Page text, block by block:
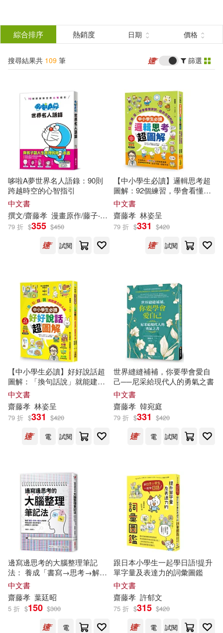
結
分類 (單選)
所有商品(109) 圖書(69)
雜誌(23)
作者 (可複選)
齋藤孝(72) （日）齋藤孝(26)
ヤギワタル(2)
齋藤孝（教育学）(2)
齋藤孝（監修）(2)
（日）川原瑞丸(2)
（日）齋藤孝浩(2)
[日]齋藤孝(1)
[日]齋藤孝 著 尻上壽 繪(1)
撰文/齋藤孝(1)
阿川佐和子(1) 齋藤 孝(1)
（日）齋藤孝，（日）安住紳一郎
展開
出版社 (可複選)
幸福文化(8) 商周出版(6)
中信出版社(5)
KADOKAWA(4)
SBクリエイティブ(4)
北京聯合出版公司(4)
台灣東販(4)
江西人民出版社(4)
采實文化(4)
中國計量出版社(3)
大是文化(3) 小漫遊文化(3)
臺灣商務(3) EZ叢書館(2)
展開
配送方式 (可複選)
可海外宅配(92)
可港澳店取(92)
可新加坡店取(92)
可菲律賓店取(92)
綜合排序 熱銷度 日期 價格
搜尋結果共 109 筆 篩選
哆啦A夢世界名人語錄：90則
跨越時空的心智指引
中文書
撰文/齋藤孝 漫畫原作/藤子‧F‧不二雄 游韻馨
79 折 $355 $450
試閱
【中小學生必讀】邏輯思考超
圖解：92個練習，學會看懂資
訊、做出合理判斷
中文書
齋藤孝 林姿呈
79 折 $331 $420
試閱
【中小學生必讀】好好說話超
圖解：「換句話說」就能建立
好人緣
中文書
齋藤孝 林姿呈
79 折 $331 $420
電
試閱
世界縫縫補補，你要學會愛自
己──尼采給現代人的勇氣之書
中文書
齋藤孝 韓宛庭
79 折 $331 $420
電
試閱
邊寫邊思考的大腦整理筆記
法： 養成「書寫→思考→解
決」的習慣，增加生產力，強
化學習力，紓解壓力，心智升
級!
中文書
齋藤孝 葉廷昭
5 折 $150 $300
電
跟日本小學生一起學日語!提升
單字量及表達力的詞彙圖鑑
中文書
齋藤孝 許郁文
75 折 $315 $420
電
試閱